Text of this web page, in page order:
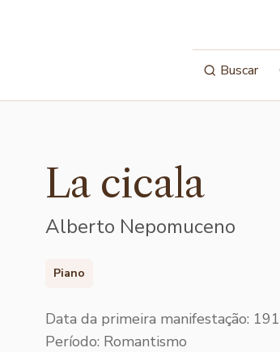
Buscar
La cicala
Alberto Nepomuceno
Piano
Data da primeira manifestação:
Período: Romantismo